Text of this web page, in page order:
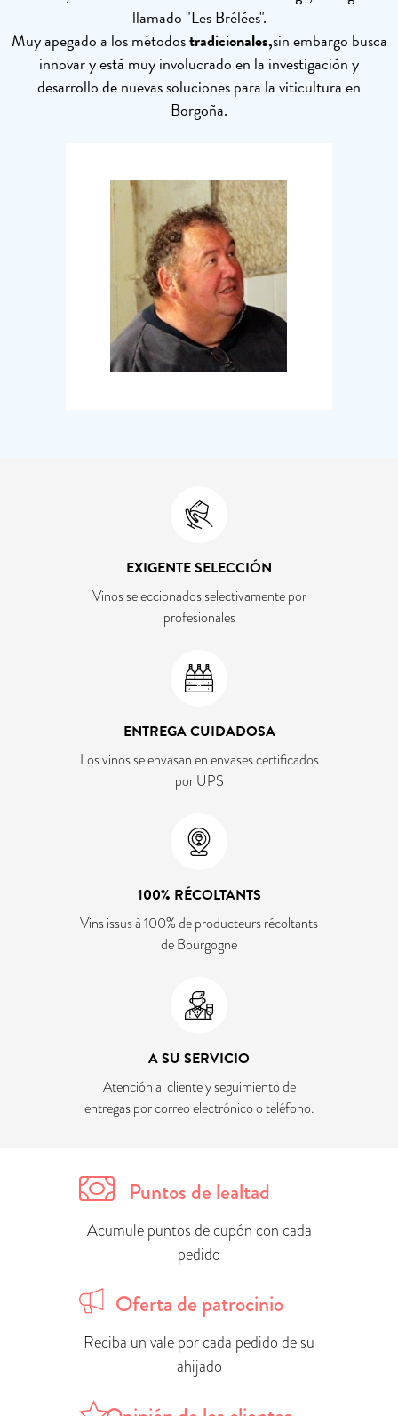
llamado "Les Brélées".
Muy apegado a los métodostradicionales,sin embargo busca
innovar y está muy involucrado en la investigación y
desarrollo de nuevas soluciones para la viticultura en
Borgoña.
EXIGENTE SELECCIÓN
Vinos seleccionados selectivamente por
profesionales
ENTREGA CUIDADOSA
Los vinos se envasan en envases certificados
por UPS
100% RÉCOLTANTS
Vins issus à 100% de producteurs récoltants
de Bourgogne
A SU SERVICIO
Atención al cliente y seguimiento de
entregas por correo electrónico o teléfono.
Puntos de lealtad
Acumule puntos de cupón con cada
pedido
Oferta de patrocinio
Reciba un vale por cada pedido de su
ahijado